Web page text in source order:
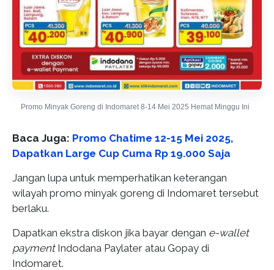
Promo Minyak Goreng di Indomaret 8-14 Mei 2025 Hemat Minggu Ini
Baca Juga: Promo Chatime 12-15 Mei 2025,
Dapatkan Large Cup Cuma Rp 19.000 Saja
Jangan lupa untuk memperhatikan keterangan
wilayah promo minyak goreng di Indomaret tersebut
berlaku.
Dapatkan ekstra diskon jika bayar dengan e-wallet
payment Indodana Paylater atau Gopay di
Indomaret.